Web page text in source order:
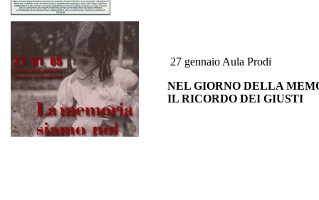
27 gennaio Aula Prodi
NEL GIORNO DELLA
IL RICORDO DEI GIUSTI